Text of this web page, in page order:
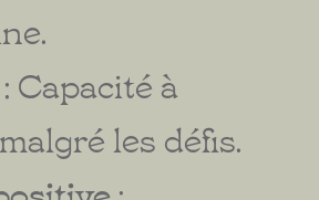
: Capacité à
les défis.